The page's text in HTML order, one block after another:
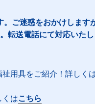
ご迷惑をおかけします
転送電話にて対応いた
用具をご紹介！詳しく
はこちら